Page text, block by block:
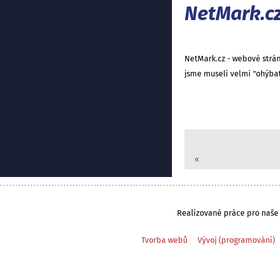
NetMark.cz - webové
jsme museli velmi
«
Realizované práce pro
Tvorba webů Vývoj (programování)